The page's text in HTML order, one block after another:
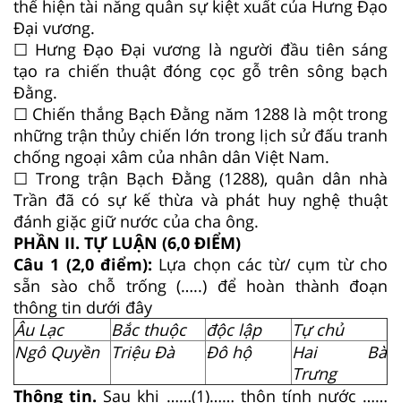
thể hiện tài năng quân sự kiệt xuất của Hưng Đạo
Đại vương.
☐ Hưng Đạo Đại vương là người đầu tiên sáng
tạo ra chiến thuật đóng cọc gỗ trên sông bạch
Đằng.
☐ Chiến thắng Bạch Đằng năm 1288 là một trong
những trận thủy chiến lớn trong lịch sử đấu tranh
chống ngoại xâm của nhân dân Việt Nam.
☐ Trong trận Bạch Đằng (1288), quân dân nhà
Trần đã có sự kế thừa và phát huy nghệ thuật
đánh giặc giữ nước của cha ông.
PHẦN II. TỰ LUẬN (6,0 ĐIỂM)
Câu 1 (2,0 điểm): Lựa chọn các từ/ cụm từ cho
sẵn sào chỗ trống (…..) để hoàn thành đoạn
thông tin dưới đây
Âu Lạc
Bắc thuộc độc lập
Tự chủ
Ngô Quyền
Triệu Đà Đô hộ
Hai Bà
Trưng
Thông tin. Sau khi ……(1)…… thôn tính nước ……